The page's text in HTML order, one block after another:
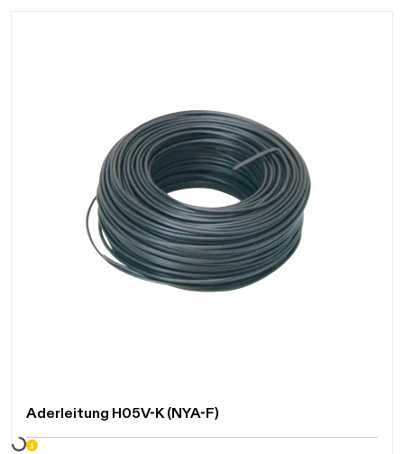
Aderleitung H05V-K (NYA-F)
Daten werden geladen. Bitte warten...